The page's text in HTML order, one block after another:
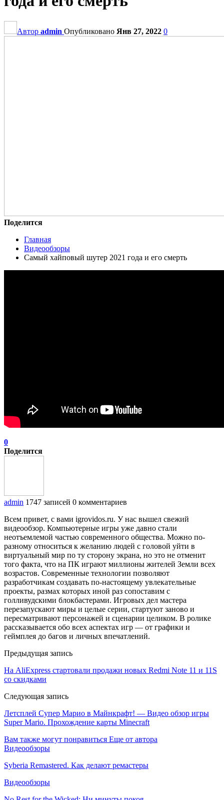
Автор admin Опубликовано Янв 27, 2022 0
Поделится
Главная
Видеообзоры
Самый хайповый шутер 2021 года и его смерть
0
Поделится
admin 1747 записей 0 комментариев
Всем привет, с вами igrovidos.ru. У нас вышел свежий
видеообзор. Компьютерные игры уже давно стали
неотъемлемой частью современного общества. Можно по-
разному относиться к желанию людей с головой уйти в
виртуальный мир по ту сторону экрана, но это не отменит
того факта, что на ПК играют миллионы жителей Земли всех
возрастов. Современные технологии позволяют
разработчикам создавать по-настоящему увлекательные
проекты, размах которых иной раз сопоставим с
голливудскими блокбастерами. Игровых дел мастера
перезапускают миры и целые серии, стартуют заново и
пересматривают персонажей и сценарии целиком. В ролике
рассказывается обо всех аспектах игр — от графики и
геймплея до багов и личных впечатлений.
Предыдущая запись
На AliExpress стартовали продажи новых Redmi Note 11 и 11S
со скидками
Следующая запись
Летсплей Супер Марио в Майнкрафт! — Видео обзор игры
Super Mario. Прохождение карты Minecraft
Вам также могут понравиться Еще от автора
Видеообзоры
Syberia Remastered. Как делают ремастеры
Видеообзоры